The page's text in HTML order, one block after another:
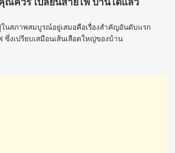
นสภาพสมบูรณ์อยู่เสมอคือเรื่องสำคัญอันดับแรก
ซึ่งเปรียบเสมือนเส้นเลือดใหญ่ของบ้าน